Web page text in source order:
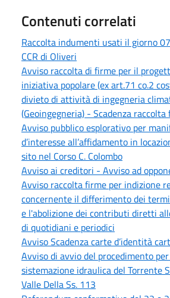
Contenuti correlati
Raccolta indumenti usati il giorno
CCR di Oliveri
Avviso raccolta di firme per il
iniziativa popolare (ex art.71 co.2
divieto di attività di ingegneria
(Geoingegneria) - Scadenza
Avviso pubblico esplorativo per
d’interesse all’affidamento in
sito nel Corso C. Colombo
Avviso ai creditori - Avviso ad
Avviso raccolta firme per indizione
concernente il differimento dei
e l'abolizione dei contributi diretti
di quotidiani e periodici
Avviso Scadenza carte d’identità
Avviso di avvio del procedimento
sistemazione idraulica del Torrente
Valle Della Ss. 113